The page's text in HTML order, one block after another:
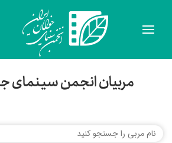
مربیان انجمن سینمای